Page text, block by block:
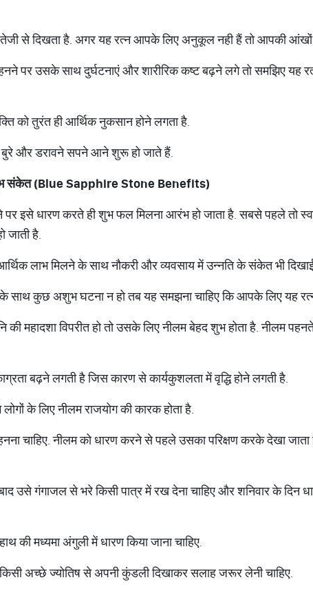
तेजी से दिखता है. अगर यह रत्न आपके लिए अनुकूल नही हैं तो आपकी आंखों
पर उसके साथ दुर्घटनाएं और शारीरिक कष्ट बढ़ने लगे तो समझिए यह
को तुरंत ही आर्थिक नुकसान होने लगता है.
और डरावने सपने आने शुरू हो जाते हैं.
संकेत(Blue Sapphire Stone Benefits)
इसे धारण करते ही शुभ फल मिलना आरंभ हो जाता है. सबसे पहले तो
जाती है.
लाभ मिलने के साथ नौकरी और व्यवसाय में उन्नति के संकेत भी
साथ कुछ अशुभ घटना न हो तब यह समझना चाहिए कि आपके लिए यह
महादशा विपरीत हो तो उसके लिए नीलम बेहद शुभ होता है. नीलम
बढ़ने लगती है जिस कारण से कार्यकुशलता में वृद्धि होने लगती है.
के लिए नीलम राजयोग की कारक होता है.
चाहिए. नीलम को धारण करने से पहले उसका परिक्षण करके देखा
उसे गंगाजल से भरे किसी पात्र में रख देना चाहिए और शनिवार के दिन
की मध्यमा अंगुली में धारण किया जाना चाहिए.
अच्छे ज्योतिष से अपनी कुंडली दिखाकर सलाह जरूर लेनी चाहिए.